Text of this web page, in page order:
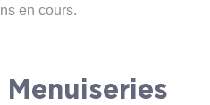
en cours.